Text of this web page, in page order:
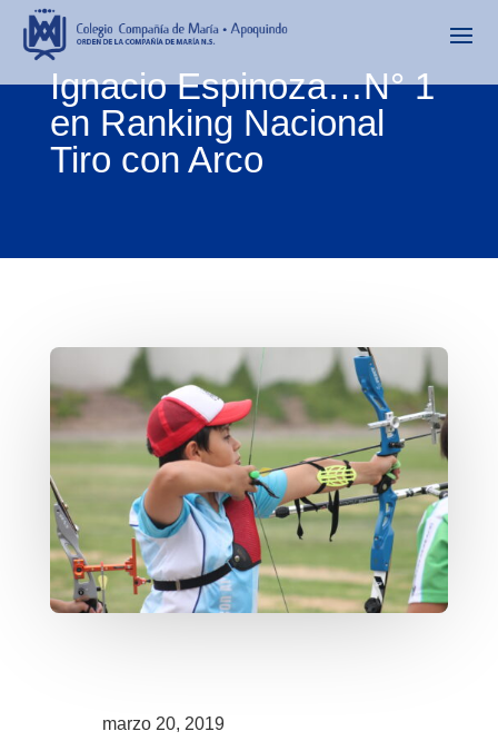
Ignacio Espinoza…N° 1
en Ranking Nacional
Tiro con Arco
marzo 20, 2019